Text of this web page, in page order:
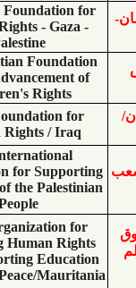
Al-Damir
Human Rights -
The Egyptian
for the
Children's
Mada
Human Rights /
The
Commission for
the Rights of the
Sahel
Defending Human
and Supporting
and Social Peace/